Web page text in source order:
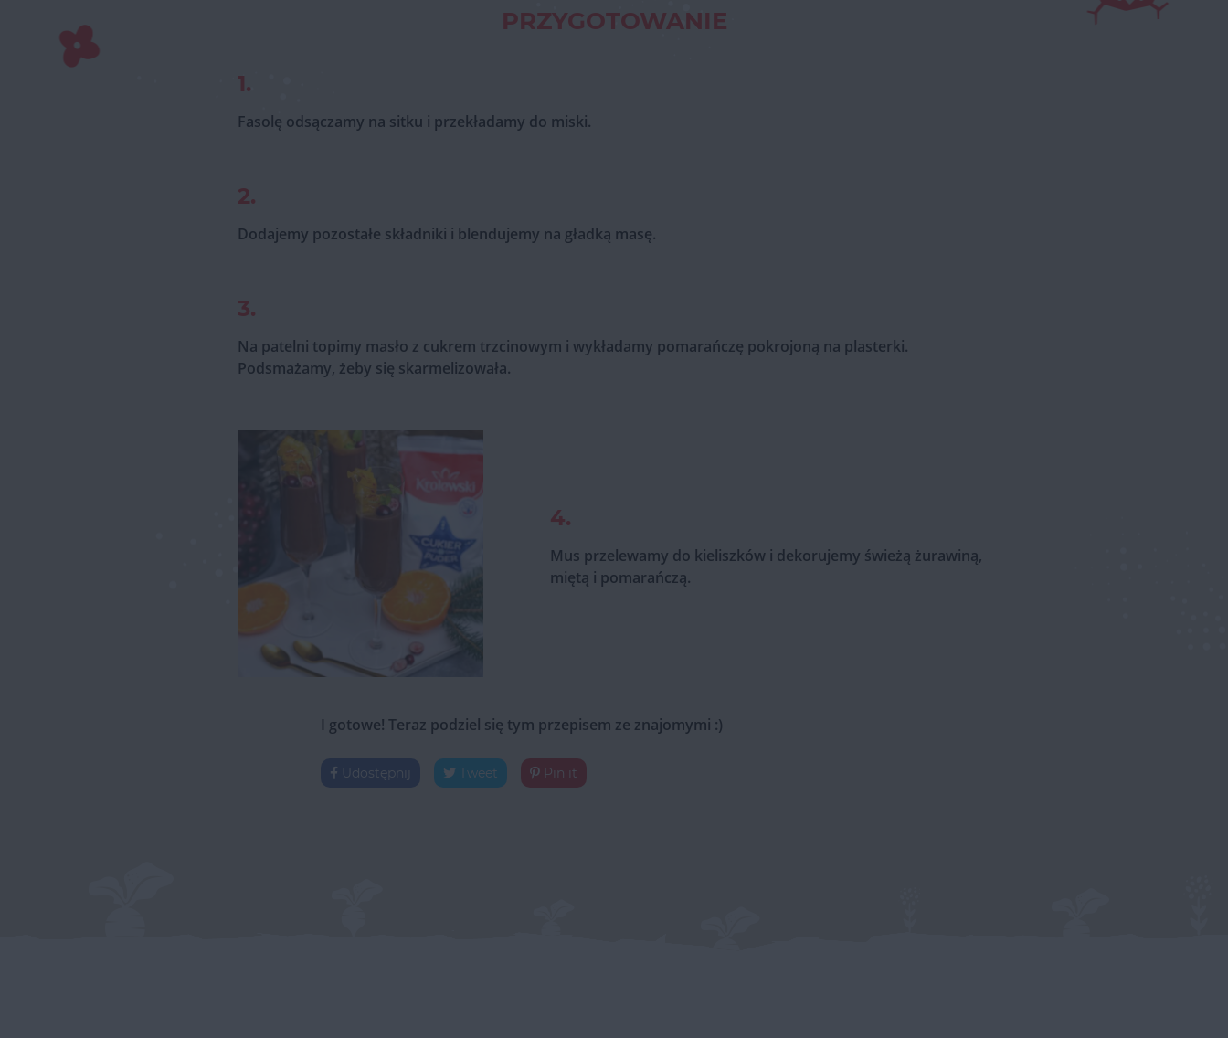
PRZYGOTOWANIE
1.
Fasolę odsączamy na sitku i przekładamy do miski.
2.
Dodajemy pozostałe składniki i blendujemy na gładką masę.
3.
Na patelni topimy masło z cukrem trzcinowym i wykładamy pomarańczę pokrojoną na plasterki.
Podsmażamy, żeby się skarmelizowała.
4.
Mus przelewamy do kieliszków i dekorujemy świeżą żurawiną,
miętą i pomarańczą.
I gotowe! Teraz podziel się tym przepisem ze znajomymi :)
Udostępnij Tweet Pin it